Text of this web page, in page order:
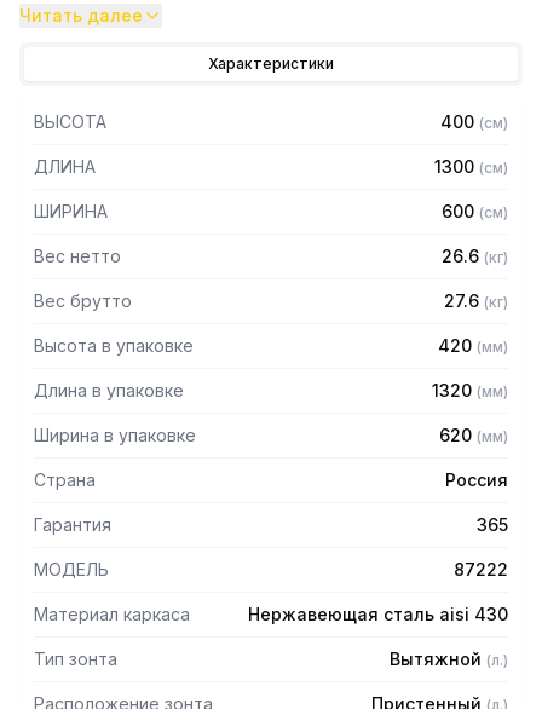
капли жира, которые в противном случае оседали бы на
защищает сотрудников горячего цеха.
Особенности:
— Бескаркасный
0,8мм
— Поставляется в собранном виде
Читать далее
Характеристики
ВЫСОТА 400 (см)
ДЛИНА 1300 (см)
ШИРИНА 600 (см)
Вес нетто 26.6 (кг)
Вес брутто 27.6 (кг)
Высота в упаковке 420 (мм)
Длина в упаковке 1320 (мм)
Ширина в упаковке 620 (мм)
Страна Россия
Гарантия 365
МОДЕЛЬ 87222
Материал каркаса Нержавеющая сталь aisi 430
Тип зонта Вытяжной (л.)
Расположение зонта Пристенный (л.)